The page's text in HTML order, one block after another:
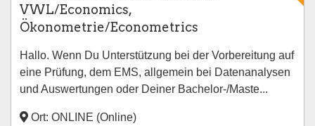
VWL/Economics,
Ökonometrie/Econometrics
Hallo. Wenn Du Unterstützung bei der Vorbereitung auf
eine Prüfung, dem EMS, allgemein bei Datenanalysen
und Auswertungen oder Deiner Bachelor-/Maste...
Ort: ONLINE (Online)